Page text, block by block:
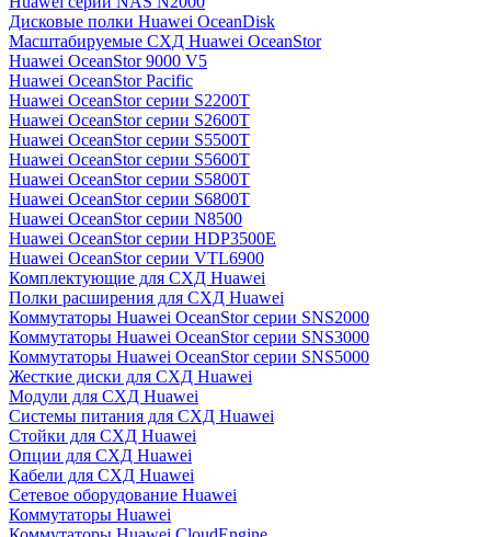
Дисковые полки Huawei OceanDisk
Масштабируемые СХД Huawei OceanStor
Huawei OceanStor 9000 V5
Huawei OceanStor Pacific
Huawei OceanStor серии S2200T
Huawei OceanStor серии S2600T
Huawei OceanStor серии S5500T
Huawei OceanStor серии S5600T
Huawei OceanStor серии S5800T
Huawei OceanStor серии S6800T
Huawei OceanStor серии N8500
Huawei OceanStor серии HDP3500E
Huawei OceanStor серии VTL6900
Комплектующие для СХД Huawei
Полки расширения для СХД Huawei
Коммутаторы Huawei OceanStor серии SNS2000
Коммутаторы Huawei OceanStor серии SNS3000
Коммутаторы Huawei OceanStor серии SNS5000
Жесткие диски для СХД Huawei
Модули для СХД Huawei
Системы питания для СХД Huawei
Стойки для СХД Huawei
Опции для СХД Huawei
Кабели для СХД Huawei
Сетевое оборудование Huawei
Коммутаторы Huawei